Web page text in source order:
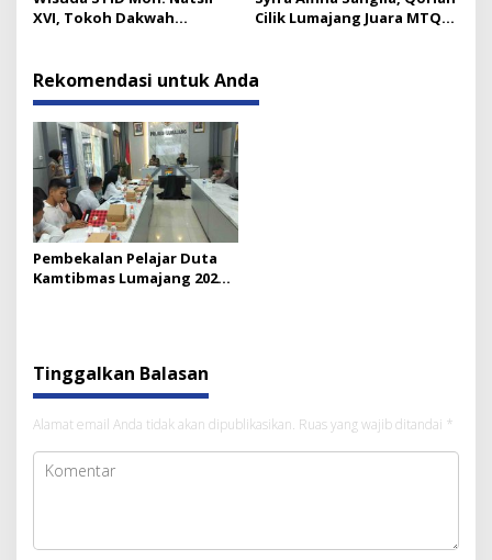
XVI, Tokoh Dakwah
Cilik Lumajang Juara MTQ
Rekomendasi untuk Anda
Pembekalan Pelajar Duta
Kamtibmas Lumajang 2025:
Tinggalkan Balasan
Alamat email Anda tidak akan dipublikasikan. Ruas yang wajib ditandai *